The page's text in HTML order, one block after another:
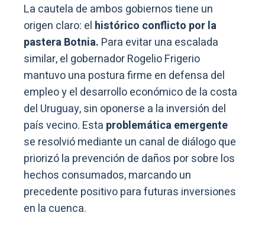
La cautela de ambos gobiernos tiene un
origen claro: el histórico conflicto por la
pastera Botnia. Para evitar una escalada
similar, el gobernador Rogelio Frigerio
mantuvo una postura firme en defensa del
empleo y el desarrollo económico de la costa
del Uruguay, sin oponerse a la inversión del
país vecino. Esta problemática emergente
se resolvió mediante un canal de diálogo que
priorizó la prevención de daños por sobre los
hechos consumados, marcando un
precedente positivo para futuras inversiones
en la cuenca.